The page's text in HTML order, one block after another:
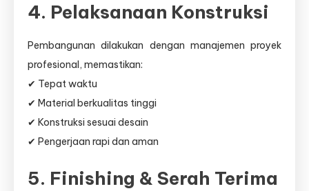
4. Pelaksanaan Konstruksi
Pembangunan dilakukan dengan manajemen proyek
profesional, memastikan:
✔ Tepat waktu
✔ Material berkualitas tinggi
✔ Konstruksi sesuai desain
✔ Pengerjaan rapi dan aman
5. Finishing & Serah Terima